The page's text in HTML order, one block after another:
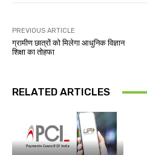
PREVIOUS ARTICLE
ग्रामीण छात्रों को मिलेगा आधुनिक विज्ञान
शिक्षा का तोहफा
RELATED ARTICLES